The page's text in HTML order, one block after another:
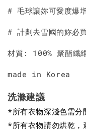
# 毛球讓妳可愛度爆
# 計劃去雪國的妳
材質: 100% 聚酯纖
made in Korea
洗滌建議
*所有衣物深淺色需分
*所有衣物請勿烘乾，